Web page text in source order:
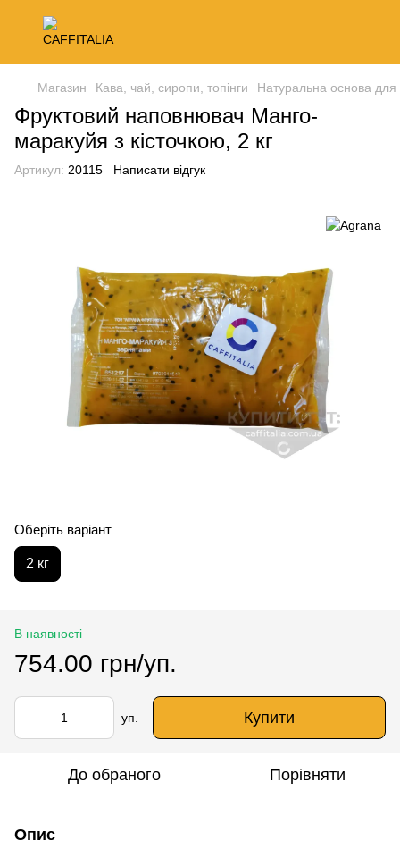
Магазин Кава, чай, сиропи, топінги Натуральна основа для
Фруктовий наповнювач Манго-
маракуйя з кісточкою, 2 кг
Артикул: 20115 Написати відгук
Оберіть варіант
2 кг
В наявності
754.00 грн/уп.
уп. Купити
До обраного Порівняти
Опис